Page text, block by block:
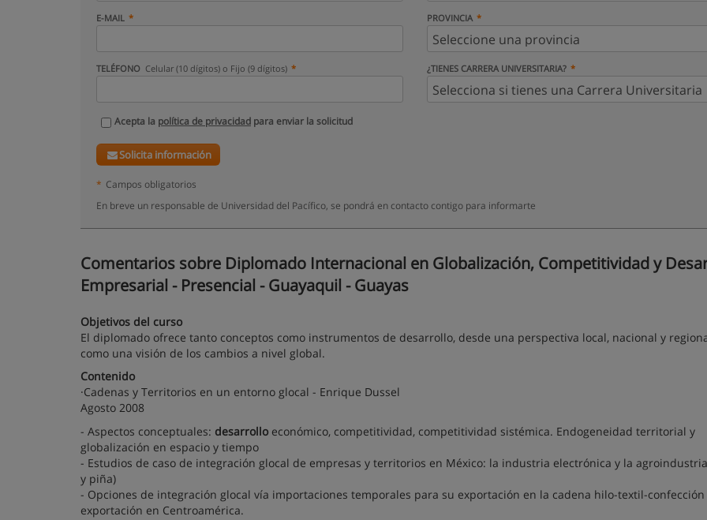
E-MAIL PROVINCIA
TELÉFONO Celular (10 dígitos) o Fijo (9 dígitos) ¿TIENES CARRERA UNIVERSITARIA?
Acepta la política de privacidad para enviar la solicitud
Solicita información
* Campos obligatorios
En breve un responsable de Universidad del Pacífico, se pondrá en contacto contigo para informarte
Comentarios sobre Diplomado Internacional en Globalización, Competitividad y
Empresarial - Presencial - Guayaquil - Guayas
Objetivos del curso
El diplomado ofrece tanto conceptos como instrumentos de desarrollo, desde una perspectiva local, nacional y
como una visión de los cambios a nivel global.
Contenido
·Cadenas y Territorios en un entorno glocal - Enrique Dussel
Agosto 2008
- Aspectos conceptuales: desarrollo económico, competitividad, competitividad sistémica. Endogeneidad territorial y
globalización en espacio y tiempo
- Estudios de caso de integración glocal de empresas y territorios en México: la industria electrónica y la
y piña)
- Opciones de integración glocal vía importaciones temporales para su exportación en la cadena hilo-textil-
exportación en Centroamérica.